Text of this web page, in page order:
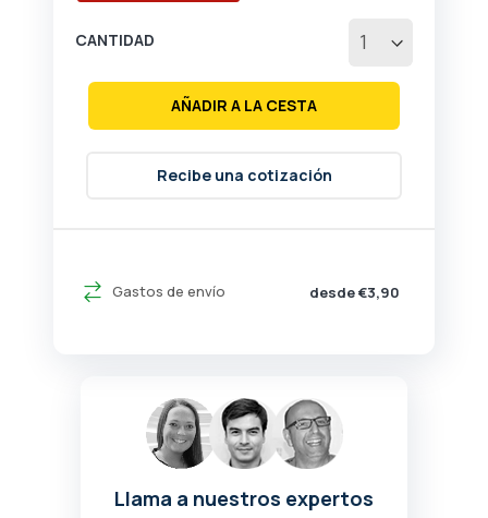
Gastos de envío desde €3,90
CANTIDAD
AÑADIR A LA CESTA
Recibe una cotización
Llama a nuestros expertos